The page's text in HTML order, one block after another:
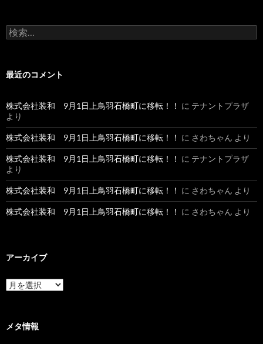
検
索
最近のコメント
株式会社装和 9月1日上鳥羽石橋町に移転！！ に テナントプラザ
より
株式会社装和 9月1日上鳥羽石橋町に移転！！ に さわちゃん より
株式会社装和 9月1日上鳥羽石橋町に移転！！ に テナントプラザ
より
株式会社装和 9月1日上鳥羽石橋町に移転！！ に さわちゃん より
株式会社装和 9月1日上鳥羽石橋町に移転！！ に さわちゃん より
アーカイブ
ア
ブ
メタ情報